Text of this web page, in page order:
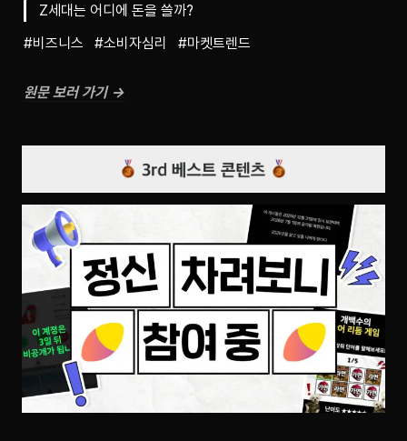
Z세대는 어디에 돈을 쓸까?
#비즈니스   #소비자심리   #마켓트렌드
원문 보러 가기 →